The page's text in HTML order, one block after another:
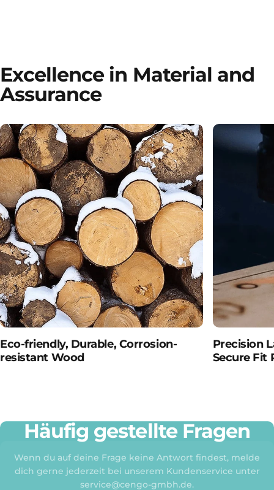
Excellence in Material and
Assurance
Eco-friendly, Durable, Corrosion-
resistant Wood
Precision
Secure Fit
Häufig gestellte Fragen
Wenn du auf deine Frage keine Antwort findest, melde
dich gerne jederzeit bei unserem Kundenservice unter
service@cengo-gmbh.de.